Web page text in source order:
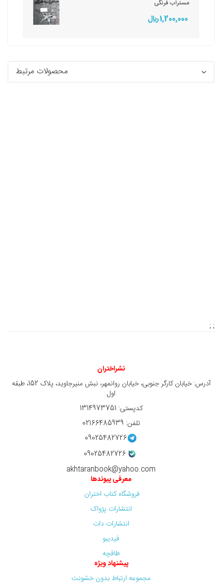
مستراب فرنگی
1,200,000 ريال
محصولات مرتبط
; ;
نشراختران
آدرس: خیابان کارگر جنوبی، خیابان روانمهر، نبش منیرجاوید، پلاک 152، طبقه
اول
کدپستی: 1314973751
تلفن: 02166485939
09025482726
09025482726
akhtaranbook@yahoo.com
معرفی پیوندها
فروشگاه کتاب اختران
انتشارات پژواک
انتشارات دات
فیدیبو
طاقچه
پیشنهاد ویژه
مجموعه ارتباط بدون خشونت